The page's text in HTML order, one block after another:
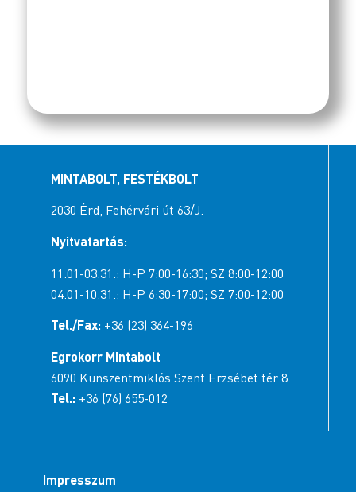
MINTABOLT, FESTÉKBOLT
2030 Érd, Fehérvári út 63/J.
Nyitvatartás:
11.01-03.31.: H-P 7:00-16:30; SZ 8:00-12:00
04.01-10.31.: H-P 6:30-17:00; SZ 7:00-12:00
Tel./Fax: +36 (23) 364-196
Egrokorr Mintabolt
6090 Kunszentmiklós Szent Erzsébet tér 8.
Tel.: +36 (76) 655-012
Impresszum